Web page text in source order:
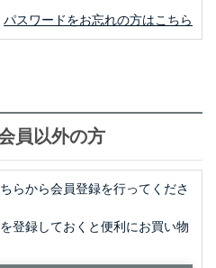
パスワードをお忘れの方はこちら
員以外の方
らから会員登録を行ってくださ
登録しておくと便利にお買い物